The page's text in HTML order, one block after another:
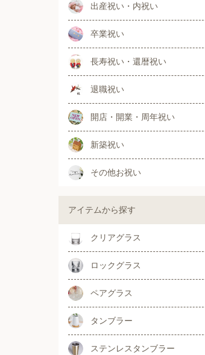
出産祝い・内祝い
卒業祝い
長寿祝い・還暦祝い
退職祝い
開店・開業・周年祝い
新築祝い
その他お祝い
アイテムから探す
クリアグラス
ロックグラス
ペアグラス
タンブラー
ステンレスタンブラー